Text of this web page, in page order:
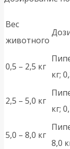
Вес
животного
0,5 – 2,5 кг
кг;
2,5 – 5,0 кг
кг;
5,0 – 8,0 кг
8,0